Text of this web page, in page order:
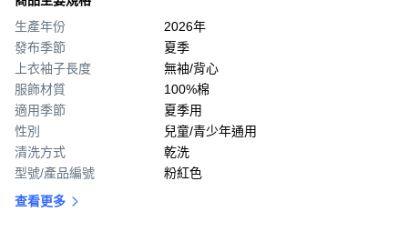
生產年份
2026年
發布季節
夏季
上衣袖子長度
無袖/背心
服飾材質
100%棉
適用季節
夏季用
性別
兒童/青少年通用
清洗方式
乾洗
型號/產品編號
粉紅色
查看更多